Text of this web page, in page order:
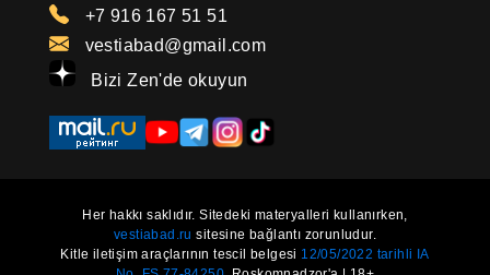
+7 916 167 51 51
vestiabad@gmail.com
Bizi Zen'de okuyun
Her hakkı saklıdır. Sitedeki materyalleri kullanırken,
vestiabad.ru sitesine bağlantı zorunludur.
Kitle iletişim araçlarının tescil belgesi 12/05/2022 tarihli IA